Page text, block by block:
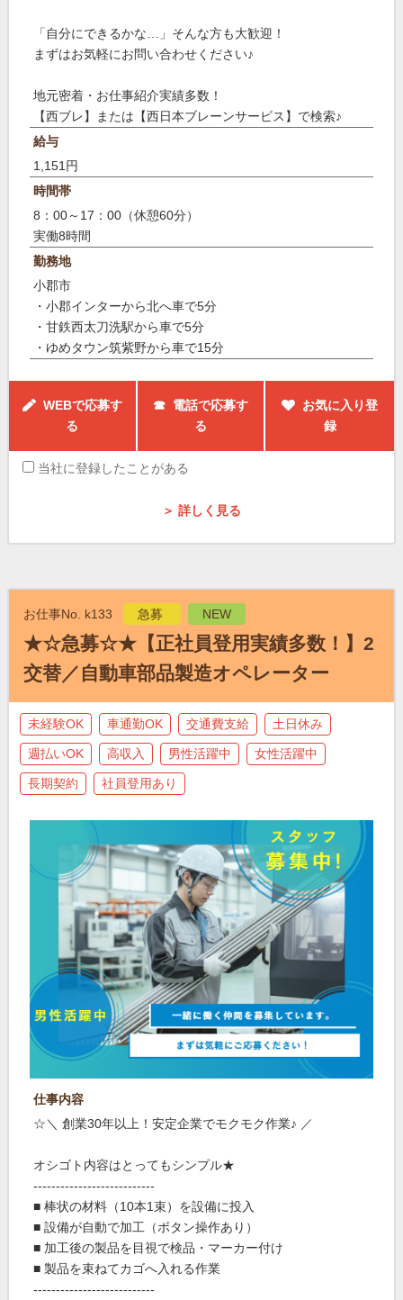
「自分にできるかな…」そんな方も大歓迎！
まずはお気軽にお問い合わせください♪
地元密着・お仕事紹介実績多数！
【西ブレ】または【西日本ブレーンサービス】で検索♪
給与
1,151円
時間帯
8：00～17：00（休憩60分）
実働8時間
勤務地
小郡市
・小郡インターから北へ車で5分
・甘鉄西太刀洗駅から車で5分
・ゆめタウン筑紫野から車で15分
WEBで応募す
る
☎ 電話で応募す
る
お気に入り登
録
当社に登録したことがある
＞ 詳しく見る
お仕事No. k133 急募 NEW
★☆急募☆★【正社員登用実績多数！】2
交替／自動車部品製造オペレーター
未経験OK 車通勤OK 交通費支給 土日休み
週払いOK 高収入 男性活躍中 女性活躍中
長期契約 社員登用あり
仕事内容
☆＼ 創業30年以上！安定企業でモクモク作業♪ ／
オシゴト内容はとってもシンプル★
---------------------------
■ 棒状の材料（10本1束）を設備に投入
■ 設備が自動で加工（ボタン操作あり）
■ 加工後の製品を目視で検品・マーカー付け
■ 製品を束ねてカゴへ入れる作業
---------------------------